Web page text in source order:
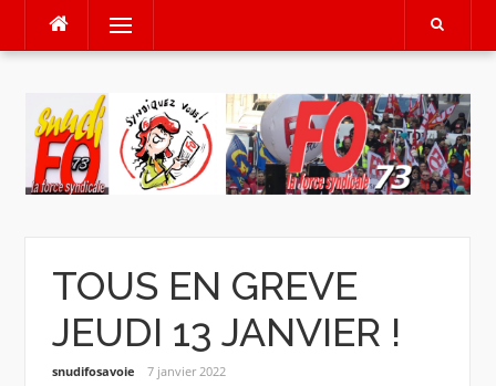
contenu
Menu
TOUS EN GREVE
JEUDI 13 JANVIER !
snudifosavoie 7 janvier 2022